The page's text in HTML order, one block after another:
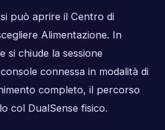
può aprire il Centro di
Alimentazione. In
si chiude la sessione
connessa in modalità di
completo, il percorso
col DualSense fisico.